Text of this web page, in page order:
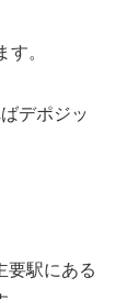
す。
デポジッ
要駅にある